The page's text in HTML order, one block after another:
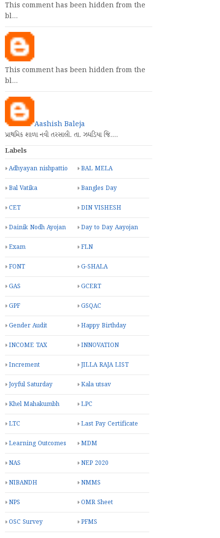
This comment has been hidden from the
bl…
This comment has been hidden from the
bl…
Aashish Baleja
પ્રાથમિક શાળા નવી તરસાલી. તા. ઝઘડિયા જિ.…
Labels
Adhyayan nishpattio BAL MELA
Bal Vatika Bangles Day
CET DIN VISHESH
Dainik Nodh Ayojan Day to Day Aayojan
Exam FLN
FONT G-SHALA
GAS GCERT
GPF GSQAC
Gender Audit Happy Birthday
INCOME TAX INNOVATION
Increment JILLA RAJA LIST
Joyful Saturday Kala utsav
Khel Mahakumbh LPC
LTC Last Pay Certificate
Learning Outcomes MDM
NAS NEP 2020
NIBANDH NMMS
NPS OMR Sheet
OSC Survey PFMS